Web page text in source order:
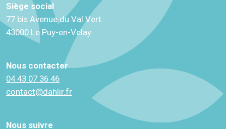
Siège social
77 bis Avenue du Val Vert
43000 Le Puy-en-Velay
Nous contacter
04 43 07 36 46
contact@dahlir.fr
Nous suivre